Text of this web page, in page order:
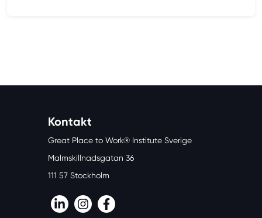
Kontakt
Great Place to Work® Institute Sverige
Malmskillnadsgatan 36
111 57 Stockholm
LinkedInInstagramFacebook